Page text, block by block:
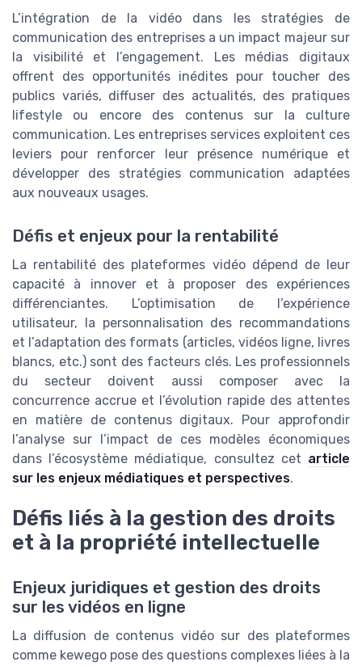
L’intégration de la vidéo dans les stratégies de
communication des entreprises a un impact majeur sur
la visibilité et l’engagement. Les médias digitaux
offrent des opportunités inédites pour toucher des
publics variés, diffuser des actualités, des pratiques
lifestyle ou encore des contenus sur la culture
communication. Les entreprises services exploitent ces
leviers pour renforcer leur présence numérique et
développer des stratégies communication adaptées
aux nouveaux usages.
Défis et enjeux pour la rentabilité
La rentabilité des plateformes vidéo dépend de leur
capacité à innover et à proposer des expériences
différenciantes. L’optimisation de l’expérience
utilisateur, la personnalisation des recommandations
et l’adaptation des formats (articles, vidéos ligne, livres
blancs, etc.) sont des facteurs clés. Les professionnels
du secteur doivent aussi composer avec la
concurrence accrue et l’évolution rapide des attentes
en matière de contenus digitaux. Pour approfondir
l’analyse sur l’impact de ces modèles économiques
dans l’écosystème médiatique, consultez cet article
sur les enjeux médiatiques et perspectives.
Défis liés à la gestion des droits
et à la propriété intellectuelle
Enjeux juridiques et gestion des droits
sur les vidéos en ligne
La diffusion de contenus vidéo sur des plateformes
comme kewego pose des questions complexes liées à la